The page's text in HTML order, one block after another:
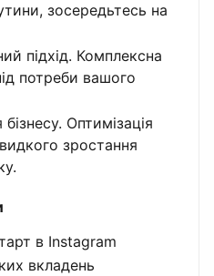
зосередьтесь на
підхід. Комплексна
потреби вашого
Оптимізація
зростання
в Instagram
вкладень